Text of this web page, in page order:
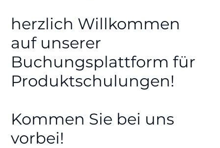
herzlich Willkommen
auf unserer
Buchungsplattform für
Produktschulungen!
Kommen Sie bei uns
vorbei!